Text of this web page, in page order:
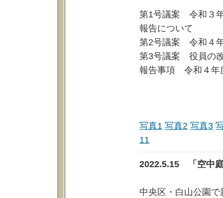
第1号議案 令和３
報告について
第2号議案 令和４
第3号議案 役員の
報告事項 令和４年
写真1 写真2 写真3
11
2022.5.15 「空中
中央区・白山公園